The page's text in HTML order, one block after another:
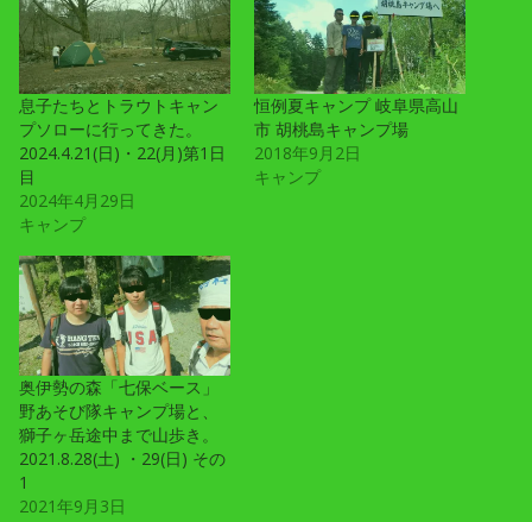
息子たちとトラウトキャン
プソローに行ってきた。
2024.4.21(日)・22(月)第1日
目
2024年4月29日
キャンプ
恒例夏キャンプ 岐阜県高山
市 胡桃島キャンプ場
2018年9月2日
キャンプ
奥伊勢の森「七保ベース」
野あそび隊キャンプ場と、
獅子ヶ岳途中まで山歩き。
2021.8.28(土) ・29(日) その
1
2021年9月3日